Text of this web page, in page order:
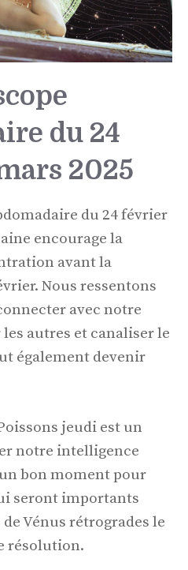
du 24
2025
du 24 février
encourage la
avant la
Nous ressentons
avec notre
autres et canaliser le
également devenir
jeudi est un
notre intelligence
bon moment pour
seront importants
Vénus rétrogrades le
résolution.